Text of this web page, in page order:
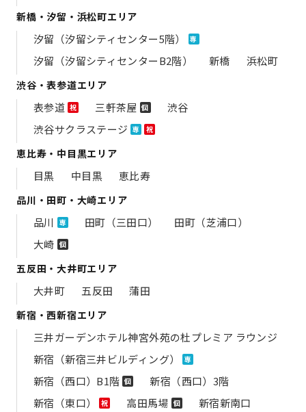
新橋・汐留・浜松町エリア
汐留（汐留シティセンター5階） 専
汐留（汐留シティセンターB2階） 新橋 浜松町
渋谷・表参道エリア
表参道 祝 三軒茶屋 個
渋谷
渋谷サクラステージ 専 祝
恵比寿・中目黒エリア
目黒 中目黒 恵比寿
品川・田町・大崎エリア
品川 専 田町（三田口）
田町（芝浦口）
大崎 個
五反田・大井町エリア
大井町 五反田 蒲田
新宿・西新宿エリア
三井ガーデンホテル神宮外苑の​杜プレミア ラウンジ
新宿（新宿三井ビルディング）
専
新宿（西口）B1階 個
新宿（西口）3階
新宿（東口）
祝 高田馬場 個 新宿新南口